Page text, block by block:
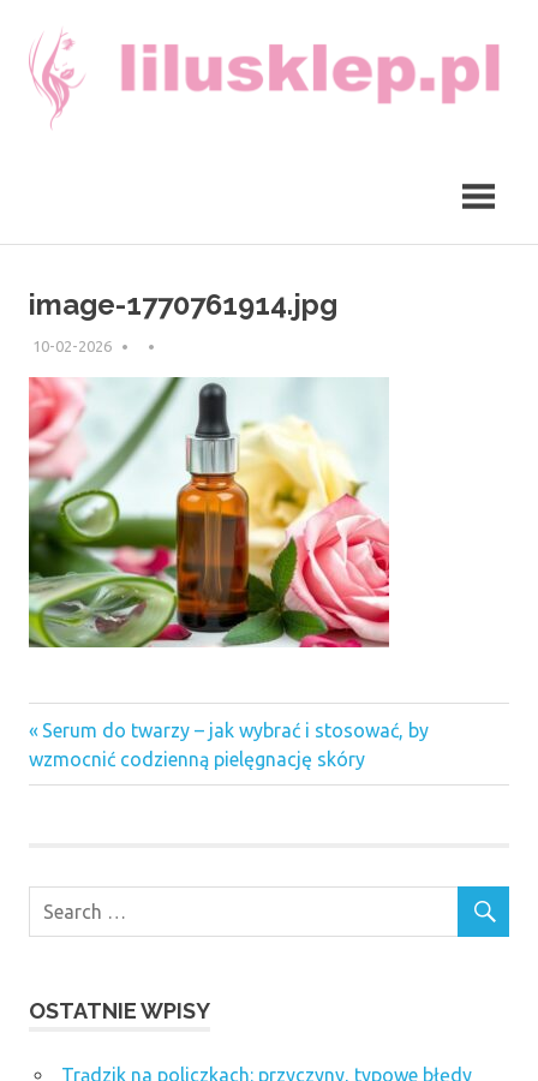
content
image-1770761914.jpg
10-02-2026
Nawigacja
wpisu
Previous
Post:
Serum do twarzy – jak wybrać i stosować, by
wzmocnić codzienną pielęgnację skóry
OSTATNIE WPISY
Trądzik na policzkach: przyczyny, typowe błędy